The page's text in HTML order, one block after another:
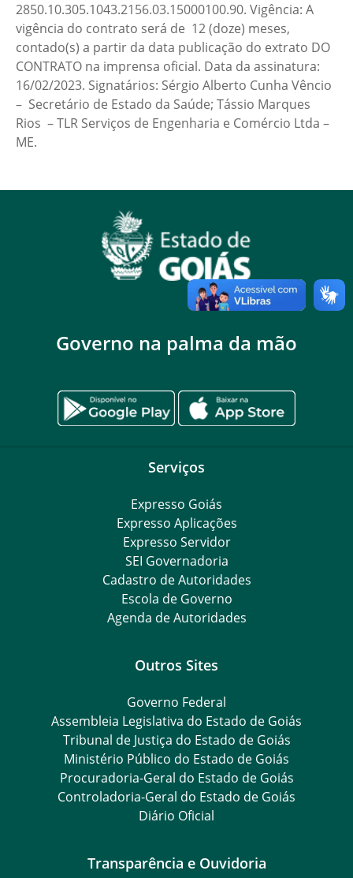
2850.10.305.1043.2156.03.15000100.90. Vigência: A
vigência do contrato será de 12 (doze) meses,
contado(s) a partir da data publicação do extrato DO
CONTRATO na imprensa oficial. Data da assinatura:
16/02/2023. Signatários: Sérgio Alberto Cunha Vêncio
– Secretário de Estado da Saúde; Tássio Marques
Rios – TLR Serviços de Engenharia e Comércio Ltda –
ME.
Governo na palma da mão
Serviços
Expresso Goiás
Expresso Aplicações
Expresso Servidor
SEI Governadoria
Cadastro de Autoridades
Escola de Governo
Agenda de Autoridades
Outros Sites
Governo Federal
Assembleia Legislativa do Estado de Goiás
Tribunal de Justiça do Estado de Goiás
Ministério Público do Estado de Goiás
Procuradoria-Geral do Estado de Goiás
Controladoria-Geral do Estado de Goiás
Diário Oficial
Transparência e Ouvidoria